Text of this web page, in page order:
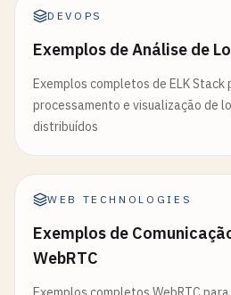
DEVOPS
Exemplos de Análise de
Exemplos completos de ELK Stack
processamento e visualização de
distribuídos
WEB TECHNOLOGIES
Exemplos de
WebRTC